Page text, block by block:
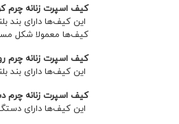
کیف اسپرت زنانه چرم
این کیف‌ها دارای
کیف‌ها معمولا شکل
کیف اسپرت زنانه چرم
این کیف‌ها دارای بند
کیف اسپرت زنانه چرم
این کیف‌ها دارای